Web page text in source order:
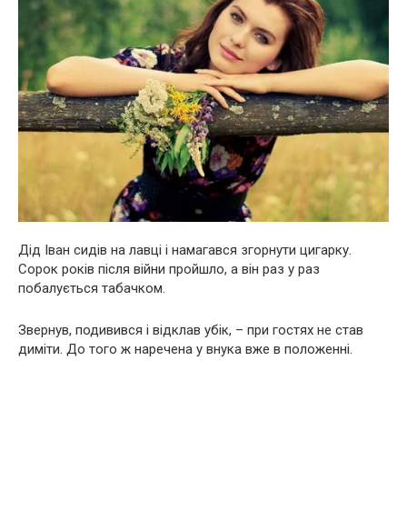
Дід Іван сидів на лавці і намагався згорнути цигарку.
Сорок років після війни пройшло, а він раз у раз
побалується табачком.
Звернув, подивився і відклав убік, – при гостях не став
диміти. До того ж наречена у внука вже в положенні.